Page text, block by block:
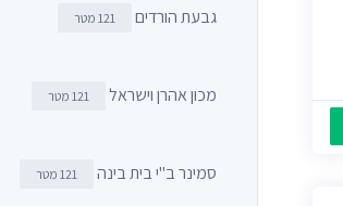
גבעת הורדים 121 מטר
מכון אהרן וישראל 121 מטר
סמינר ב"י בית בינה 121 מטר